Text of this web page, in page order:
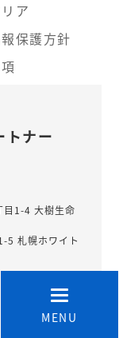
ア
保護方針
トナー
目1-4 大樹生命
5 札幌ホワイト
陸銀行住友生
MENU